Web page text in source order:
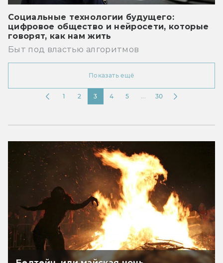
Социальные технологии будущего:
цифровое общество и нейросети, которые
говорят, как нам жить
Быт под властью алгоритмов
Показать ещё
1 2 3 4 5 30
...